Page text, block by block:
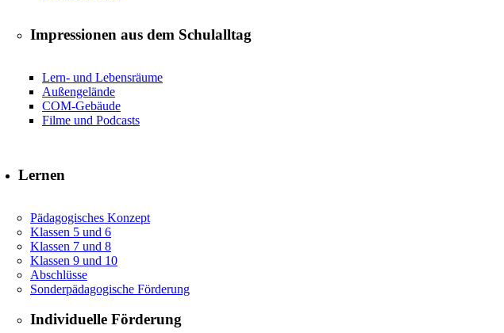
Impressionen aus dem Schulalltag
Lern- und Lebensräume
Außengelände
COM-Gebäude
Filme und Podcasts
Lernen
Pädagogisches Konzept
Klassen 5 und 6
Klassen 7 und 8
Klassen 9 und 10
Abschlüsse
Sonderpädagogische Förderung
Individuelle Förderung